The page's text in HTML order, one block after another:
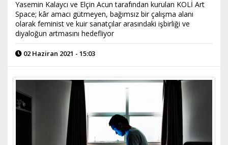
Yasemin Kalaycı ve Elçin Acun tarafından kurulan KOLİ Art
Space; kâr amacı gütmeyen, bağımsız bir çalışma alanı
olarak feminist ve kuir sanatçılar arasındaki işbirliği ve
diyaloğun artmasını hedefliyor
02 Haziran 2021 - 15:03